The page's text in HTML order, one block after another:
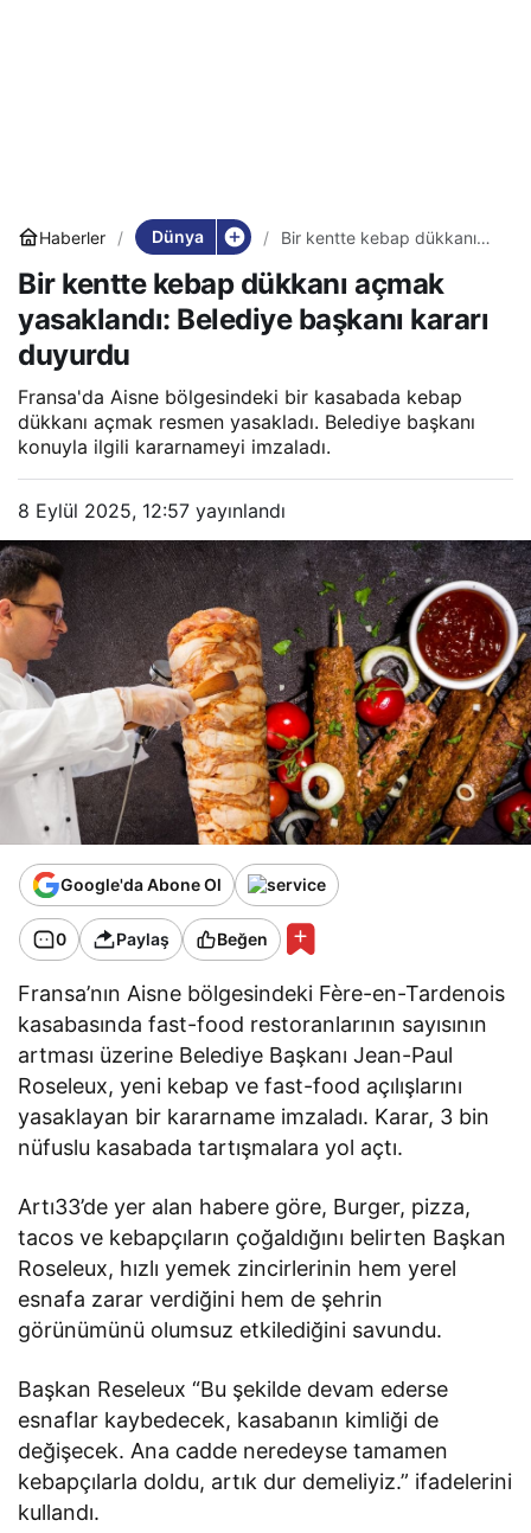
Haberler Dünya
Bir kentte kebap dükkanı
başkanı kararı duyurdu
Bir kentte kebap dükkanı açmak
yasaklandı: Belediye başkanı kararı
duyurdu
Fransa'da Aisne bölgesindeki bir kasabada kebap
dükkanı açmak resmen yasakladı. Belediye başkanı
konuyla ilgili kararnameyi imzaladı.
8 Eylül 2025, 12:57 yayınlandı
Google'da Abone Ol
0 Paylaş Beğen
Fransa’nın Aisne bölgesindeki Fère-en-Tardenois
kasabasında fast-food restoranlarının sayısının
artması üzerine Belediye Başkanı Jean-Paul
Roseleux, yeni kebap ve fast-food açılışlarını
yasaklayan bir kararname imzaladı. Karar, 3 bin
nüfuslu kasabada tartışmalara yol açtı.
Artı33’de yer alan habere göre, Burger, pizza,
tacos ve kebapçıların çoğaldığını belirten Başkan
Roseleux, hızlı yemek zincirlerinin hem yerel
esnafa zarar verdiğini hem de şehrin
görünümünü olumsuz etkilediğini savundu.
Başkan Reseleux “Bu şekilde devam ederse
esnaflar kaybedecek, kasabanın kimliği de
değişecek. Ana cadde neredeyse tamamen
kebapçılarla doldu, artık dur demeliyiz.” ifadelerini
kullandı.